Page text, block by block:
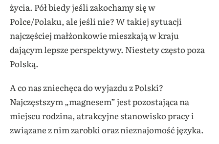
życia. Pół biedy jeśli zakochamy się w
Polce/Polaku, ale jeśli nie? W takiej sytuacji
najczęściej małżonkowie mieszkają w kraju
dającym lepsze perspektywy. Niestety często poza
Polską.
A co nas zniechęca do wyjazdu z Polski?
Najczęstszym „magnesem” jest pozostająca na
miejscu rodzina, atrakcyjne stanowisko pracy i
związane z nim zarobki oraz nieznajomość języka.